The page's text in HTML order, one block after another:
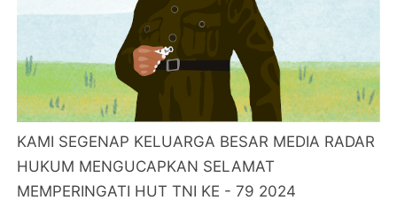
KAMI SEGENAP KELUARGA BESAR MEDIA RADAR
HUKUM MENGUCAPKAN SELAMAT
MEMPERINGATI HUT TNI KE - 79 2024